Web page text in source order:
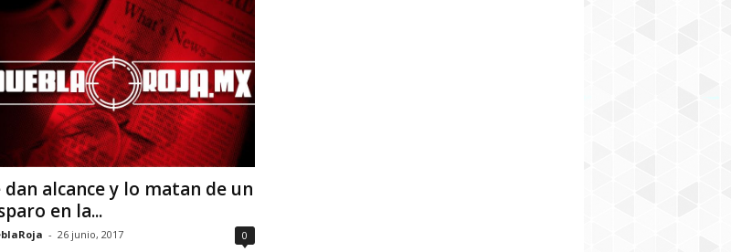
dan alcance y lo matan de un
en la...
- 26 junio, 2017 0